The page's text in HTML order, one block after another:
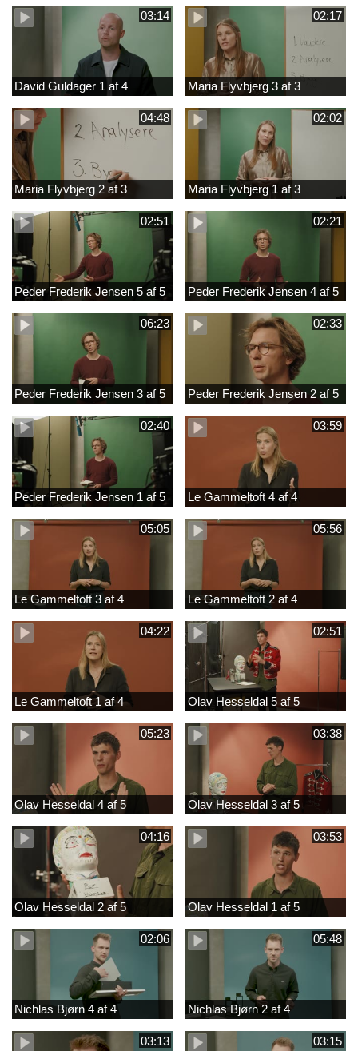
03:14
David Guldager 1 af 4
02:17
Maria Flyvbjerg 3 af 3
04:48
Maria Flyvbjerg 2 af 3
02:02
Maria Flyvbjerg 1 af 3
02:51
Peder Frederik Jensen 5 af 5
02:21
Peder Frederik Jensen 4 af 5
06:23
Peder Frederik Jensen 3 af 5
02:33
Peder Frederik Jensen 2 af 5
02:40
Peder Frederik Jensen 1 af 5
03:59
Le Gammeltoft 4 af 4
05:05
Le Gammeltoft 3 af 4
05:56
Le Gammeltoft 2 af 4
04:22
Le Gammeltoft 1 af 4
02:51
Olav Hesseldal 5 af 5
05:23
Olav Hesseldal 4 af 5
03:38
Olav Hesseldal 3 af 5
04:16
Olav Hesseldal 2 af 5
03:53
Olav Hesseldal 1 af 5
02:06
Nichlas Bjørn 4 af 4
05:48
Nichlas Bjørn 2 af 4
03:13 03:15